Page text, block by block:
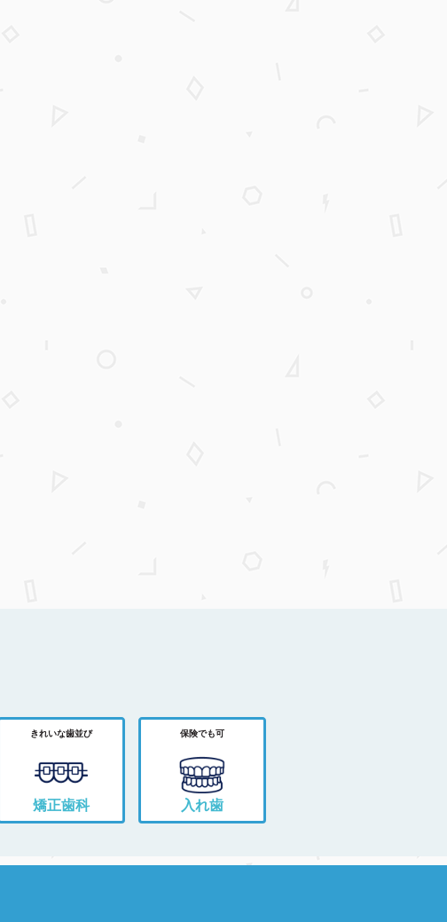
きれいな歯並び
矯正歯科
保険でも可
入れ歯